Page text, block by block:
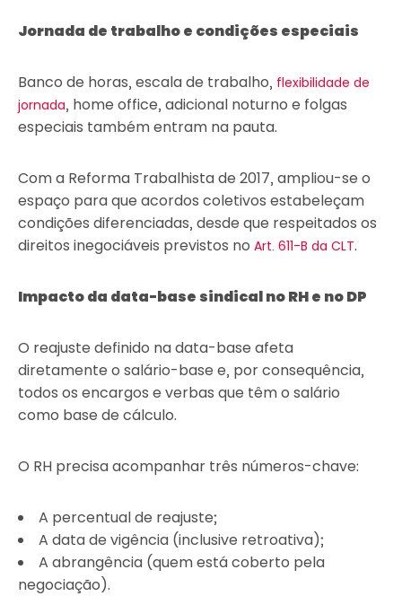
Jornada de trabalho e condições especiais
Banco de horas, escala de trabalho, flexibilidade de
jornada, home office, adicional noturno e folgas
especiais também entram na pauta.
Com a Reforma Trabalhista de 2017, ampliou-se o
espaço para que acordos coletivos estabeleçam
condições diferenciadas, desde que respeitados os
direitos inegociáveis previstos no Art. 611-B da CLT.
Impacto da data-base sindical no RH e no DP
O reajuste definido na data-base afeta
diretamente o salário-base e, por consequência,
todos os encargos e verbas que têm o salário
como base de cálculo.
O RH precisa acompanhar três números-chave:
A percentual de reajuste;
A data de vigência (inclusive retroativa);
A abrangência (quem está coberto pela
negociação).